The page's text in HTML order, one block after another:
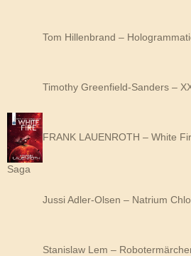
Tom Hillenbrand –
Timothy Greenfield-Sanders –
FRANK LAUENROTH – White
Saga
Jussi Adler-Olsen – Natrium
Stanislaw Lem –